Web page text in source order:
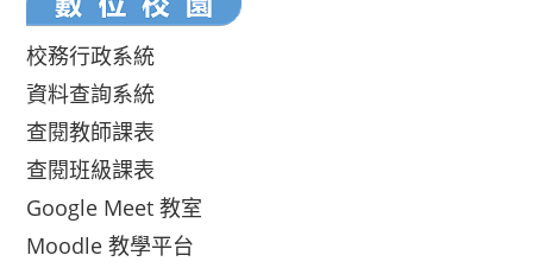
校務行政系統
資料查詢系統
查閱教師課表
查閱班級課表
Google Meet 教室
Moodle 教學平台